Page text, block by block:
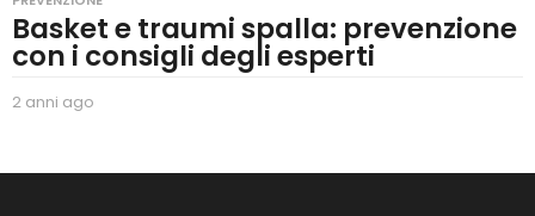
Basket e traumi spalla: prevenzione
con i consigli degli esperti
2 anni ago
n